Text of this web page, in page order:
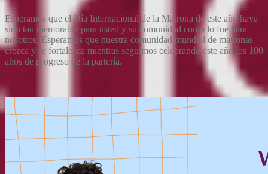
Esperamos que el Día Internacional de la Matrona de este año haya
sido tan memorable para usted y su comunidad como lo fue para
nosotros. Esperamos que nuestra comunidad mundial de matronas
crezca y se fortalezca mientras seguimos celebrando este año los 100
años de progreso de la partería.